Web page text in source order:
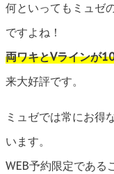
何といってもミュゼ
ですよね！
両ワキとVラインが
来大好評です。
ミュゼでは常にお得
います。
WEB予約限定である